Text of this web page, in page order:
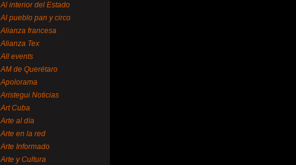
Al interior del Estado
Al pueblo pan y circo
Alianza francesa
Alianza Tex
All events
AM de Querétaro
Apolorama
Aristegui Noticias
Art Cuba
Arte al día
Arte en la red
Arte Informado
Arte y Cultura